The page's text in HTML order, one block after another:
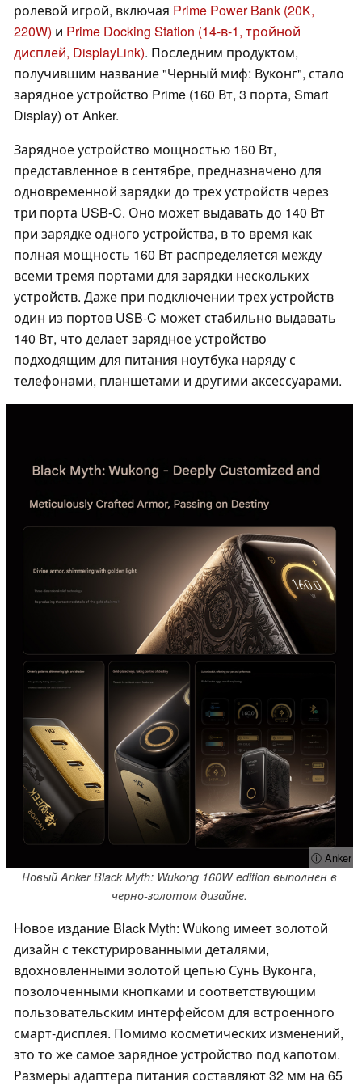
ролевой игрой, включая Prime Power Bank (20K,
220W) и Prime Docking Station (14-в-1, тройной
дисплей, DisplayLink). Последним продуктом,
получившим название "Черный миф: Вуконг", стало
зарядное устройство Prime (160 Вт, 3 порта, Smart
Display) от Anker.
Зарядное устройство мощностью 160 Вт,
представленное в сентябре, предназначено для
одновременной зарядки до трех устройств через
три порта USB-C. Оно может выдавать до 140 Вт
при зарядке одного устройства, в то время как
полная мощность 160 Вт распределяется между
всеми тремя портами для зарядки нескольких
устройств. Даже при подключении трех устройств
один из портов USB-C может стабильно выдавать
140 Вт, что делает зарядное устройство
подходящим для питания ноутбука наряду с
телефонами, планшетами и другими аксессуарами.
ⓘ Anker
Новый Anker Black Myth: Wukong 160W edition выполнен в
черно-золотом дизайне.
Новое издание Black Myth: Wukong имеет золотой
дизайн с текстурированными деталями,
вдохновленными золотой цепью Сунь Вуконга,
позолоченными кнопками и соответствующим
пользовательским интерфейсом для встроенного
смарт-дисплея. Помимо косметических изменений,
это то же самое зарядное устройство под капотом.
Размеры адаптера питания составляют 32 мм на 65